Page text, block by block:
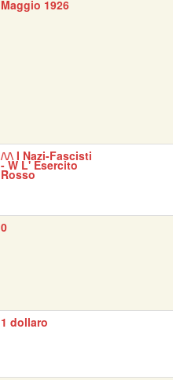
Maggio 1926
/\/\ I Nazi-Fascisti
- W L' Esercito
Rosso
0
1 dollaro